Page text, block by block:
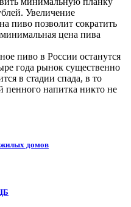
Увеличение
пиво позволит сократить
цена пива
пиво в России останутся
года рынок существенно
в стадии спада, в то
пенного напитка никто не
домов